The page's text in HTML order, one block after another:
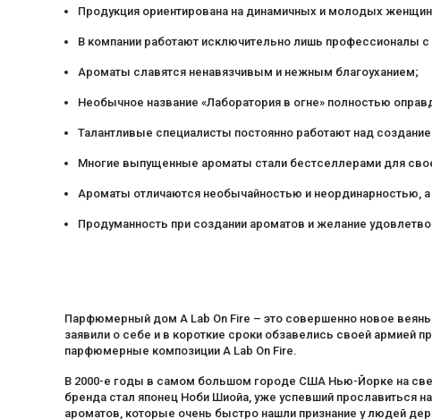
почва
роза
розовый перец
ромашка
тимьян
толуанский бальзам
турецкая роза
шалфей
шафран
Продукция ориентирована на динамичных и молодых
В компании работают исключительно лишь профессионалы
Ароматы славятся ненавязчивым и нежным благоуханием;
Необычное название «Лаборатория в огне» полностью
Талантливые специалисты постоянно работают над
Многие выпущенные ароматы стали бестселлерами для
Ароматы отличаются необычайностью и неординарностью,
Продуманность при создании ароматов и желание
Парфюмерный дом A Lab On Fire – это совершенно новое
заявили о себе и в короткие сроки обзавелись своей армией
парфюмерные композиции A Lab On Fire.
В 2000-е годы в самом большом городе США Нью-Йорке на
бренда стал японец Ноби Шиойа, уже успевший прославиться
ароматов, которые очень быстро нашли признание у людей